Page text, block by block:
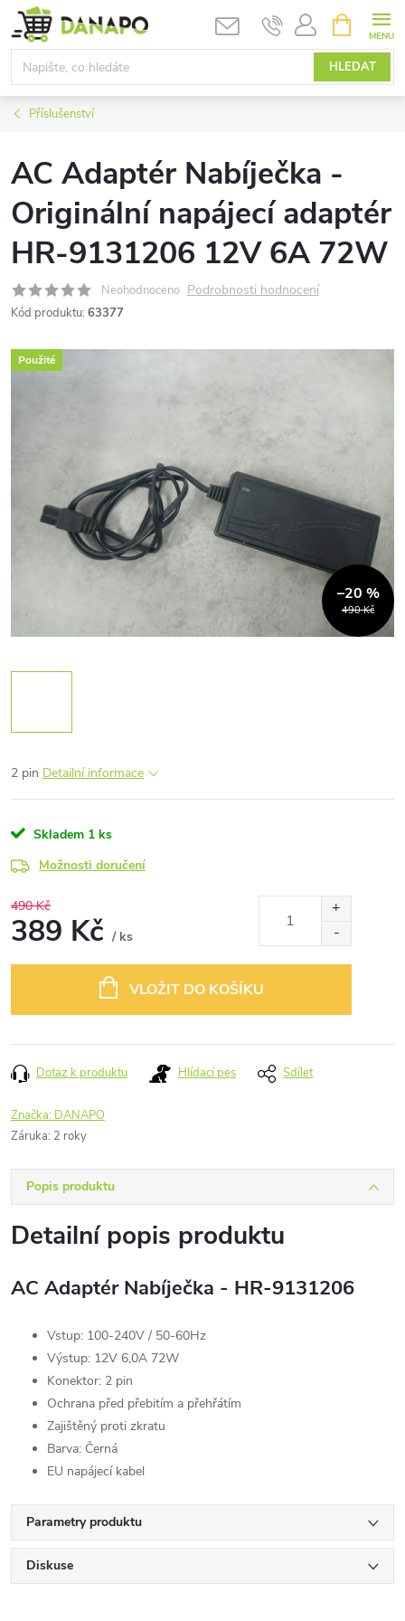
Přejít
na
obsah
HLEDAT
NÁKUPNÍ
KOŠÍK
Příslušenství
AC Adaptér Nabíječka -
Originální napájecí adaptér
HR-9131206 12V 6A 72W
Neohodnoceno Podrobnosti hodnocení
Kód produktu: 63377
Použité
490 Kč
–20 %
2 pin Detailní informace
Skladem 1 ks
Možnosti doručení
490 Kč
389 Kč / ks
VLOŽIT DO KOŠÍKU
Dotaz k produktu Hlídací pes Sdílet
Značka: DANAPO
Záruka: 2 roky
Popis produktu
Detailní popis produktu
AC Adaptér Nabíječka - HR-9131206
Vstup: 100-240V / 50-60Hz
Výstup: 12V 6,0A 72W
Konektor: 2 pin
Ochrana před přebitím a přehřátím
Zajištěný proti zkratu
Barva: Černá
EU napájecí kabel
Parametry produktu
Diskuse